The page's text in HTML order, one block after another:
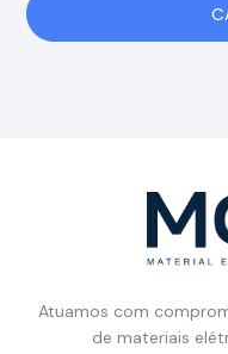
Atuamos com
de materiais